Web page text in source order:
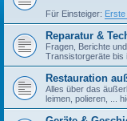
Für Einsteiger:
Reparatur &
Fragen, Berichte
Transistorgeräte bis
Restauration
Alles über das
leimen, polieren, ...